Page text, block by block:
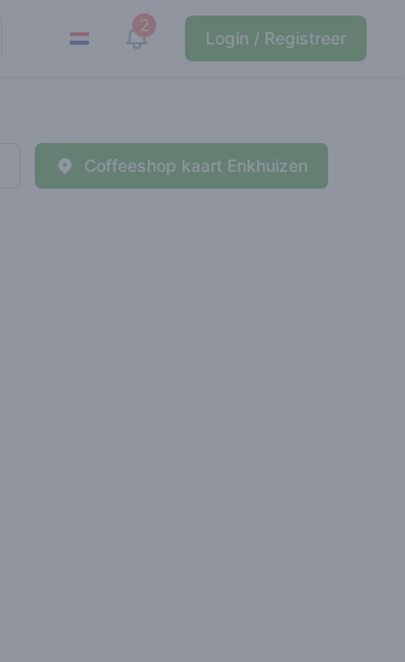
2
View notifications
Login / Registreer
Coffeeshop kaart Enkhuizen